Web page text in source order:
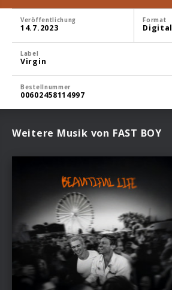
Veröffentlichung
14.7.2023
Format
Digital
Label
Virgin
Bestellnummer
00602458114997
Weitere Musik von FAST BOY